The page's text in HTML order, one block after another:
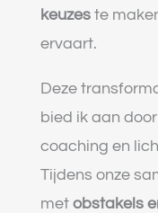
keuzeste
ervaart.
Deze
bied ik aan
coaching en
Tijdens onze
met obstakels